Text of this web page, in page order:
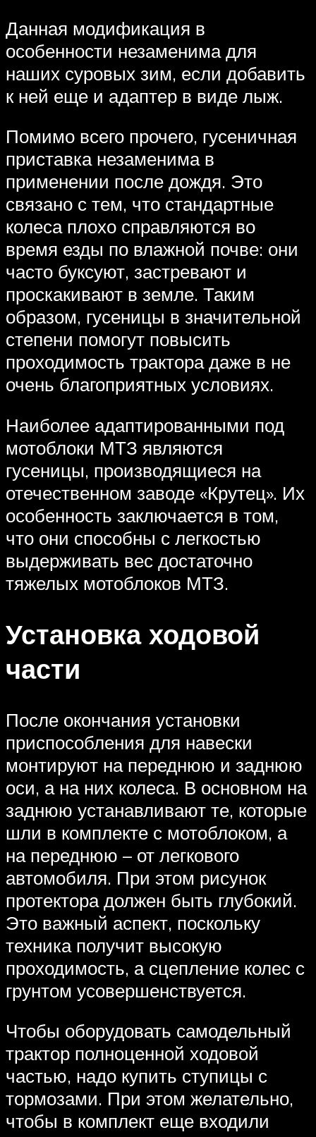
Данная модификация в
особенности незаменима для
наших суровых зим, если добавить
к ней еще и адаптер в виде лыж.
Помимо всего прочего, гусеничная
приставка незаменима в
применении после дождя. Это
связано с тем, что стандартные
колеса плохо справляются во
время езды по влажной почве: они
часто буксуют, застревают и
проскакивают в земле. Таким
образом, гусеницы в значительной
степени помогут повысить
проходимость трактора даже в не
очень благоприятных условиях.
Наиболее адаптированными под
мотоблоки МТЗ являются
гусеницы, производящиеся на
отечественном заводе «Крутец». Их
особенность заключается в том,
что они способны с легкостью
выдерживать вес достаточно
тяжелых мотоблоков МТЗ.
Установка ходовой
части
После окончания установки
приспособления для навески
монтируют на переднюю и заднюю
оси, а на них колеса. В основном на
заднюю устанавливают те, которые
шли в комплекте с мотоблоком, а
на переднюю – от легкового
автомобиля. При этом рисунок
протектора должен быть глубокий.
Это важный аспект, поскольку
техника получит высокую
проходимость, а сцепление колес с
грунтом усовершенствуется.
Чтобы оборудовать самодельный
трактор полноценной ходовой
частью, надо купить ступицы с
тормозами. При этом желательно,
чтобы в комплект еще входили